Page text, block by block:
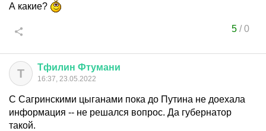
А какие?
5/0
Т Тфилин Фтумани
16:37, 23.05.2022
С Сагринскими цыганами пока до Путина не доехала
информация -- не решался вопрос. Да губернатор
такой.